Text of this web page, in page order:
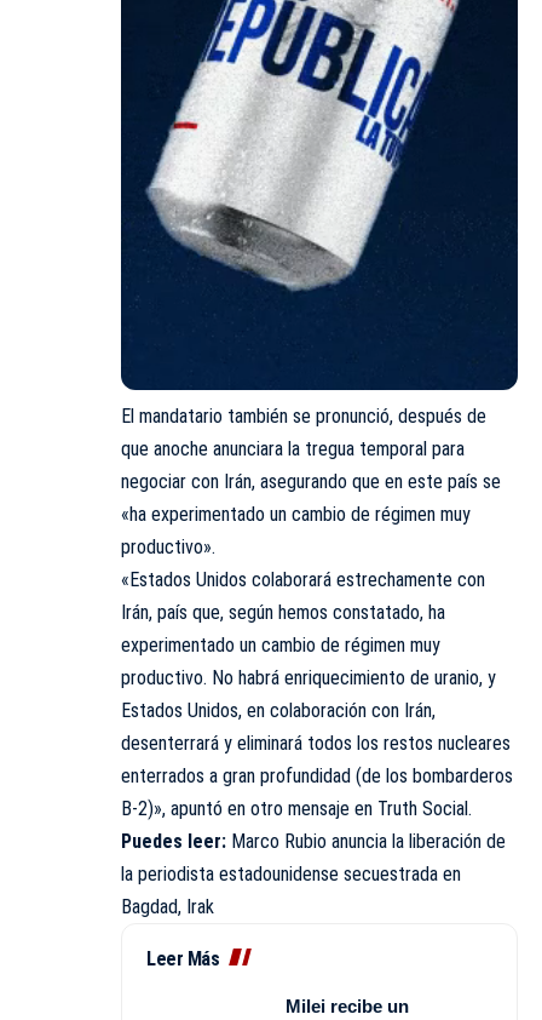
El mandatario también se pronunció, después de
que anoche anunciara la tregua temporal para
negociar con Irán, asegurando que en este país se
«ha experimentado un cambio de régimen muy
productivo».
«Estados Unidos colaborará estrechamente con
Irán, país que, según hemos constatado, ha
experimentado un cambio de régimen muy
productivo. No habrá enriquecimiento de uranio, y
Estados Unidos, en colaboración con Irán,
desenterrará y eliminará todos los restos nucleares
enterrados a gran profundidad (de los bombarderos
B-2)», apuntó en otro mensaje en Truth Social.
Puedes leer: Marco Rubio anuncia la liberación de
la periodista estadounidense secuestrada en
Bagdad, Irak
Leer Más
Milei recibe un